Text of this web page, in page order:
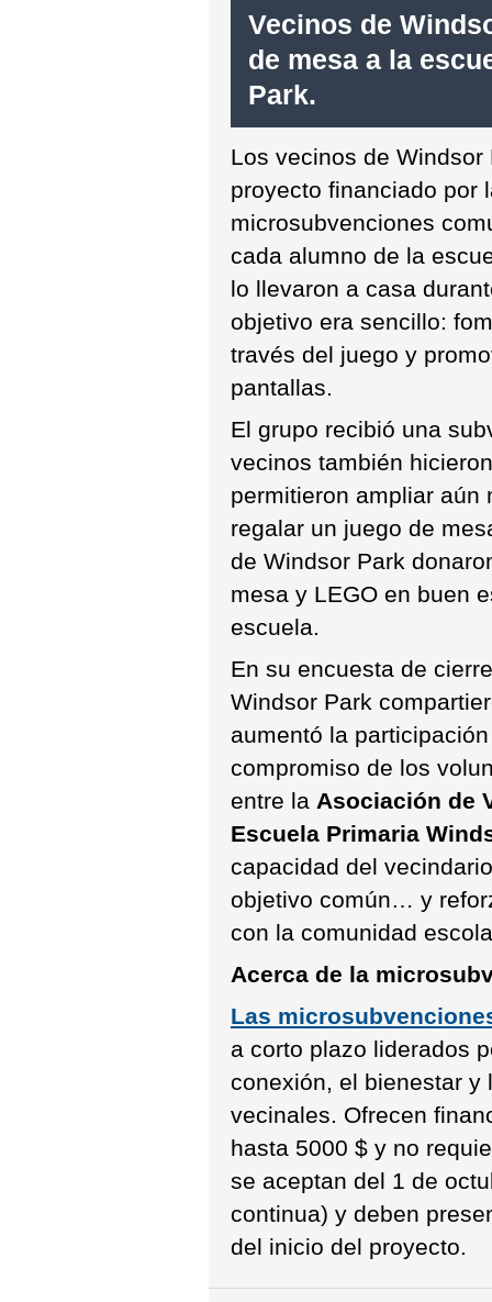
Vecinos de
de mesa a la
Park.
Los vecinos de
proyecto financiado por
microsubvenciones
cada alumno de la
lo llevaron a casa
objetivo era sencillo:
través del juego y
pantallas.
El grupo recibió una
vecinos también
permitieron ampliar aún
regalar un juego de
de Windsor Park
mesa y LEGO en buen
escuela.
En su encuesta de
Windsor Park
aumentó la
compromiso de los
entre la Asociación de
Escuela Primaria
capacidad del
objetivo común… y
con la comunidad
Acerca de la
Las
a corto plazo liderados
conexión, el bienestar y
vecinales. Ofrecen
hasta 5000 $ y no
se aceptan del 1 de
continua) y deben
del inicio del proyecto.